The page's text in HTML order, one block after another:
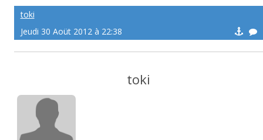
toki
Jeudi 30 Aoüt 2012 à 22:38
toki